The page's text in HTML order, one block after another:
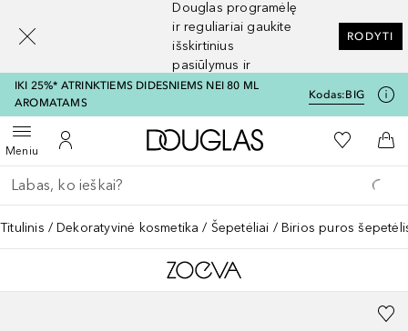
Douglas programėlę
ir reguliariai gaukite
išskirtinius
pasiūlymus ir
nuolaidas
RODYTI
IKI 25%* ATRINKTIEMS DIDESNIEMS NEI 80 ML
AROMATAMS
Kodas:BIG
MeniuAtidaryti meniuĮ mano paskyrą
Į Douglas pagrindinį
Į mano
Į
Grįžk atgal
Vykdykite paiešką
Titulinis Dekoratyvinė kosmetika Šepetėliai Birios puros
[navigation.slideout.screenreader]